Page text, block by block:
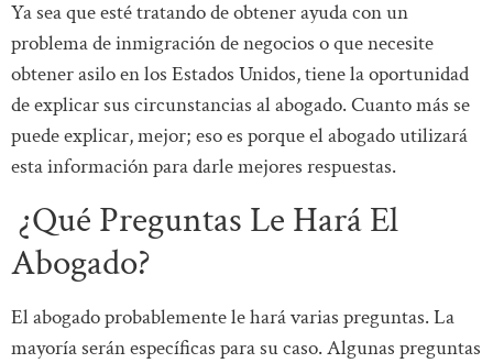
Ya sea que esté tratando de obtener ayuda con un
problema de inmigración de negocios o que necesite
obtener asilo en los Estados Unidos, tiene la oportunidad
de explicar sus circunstancias al abogado. Cuanto más se
puede explicar, mejor; eso es porque el abogado utilizará
esta información para darle mejores respuestas.
¿Qué Preguntas Le Hará El
Abogado?
El abogado probablemente le hará varias preguntas. La
mayoría serán específicas para su caso. Algunas preguntas